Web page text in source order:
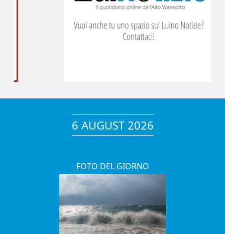
6 AUGUST 2026
FOTO DEL GIORNO